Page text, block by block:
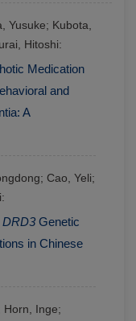
Yusuke; Kubota,
Hitoshi:
Medication
and
A
Cao, Yeli;
Genetic
in Chinese
Horn, Inge;